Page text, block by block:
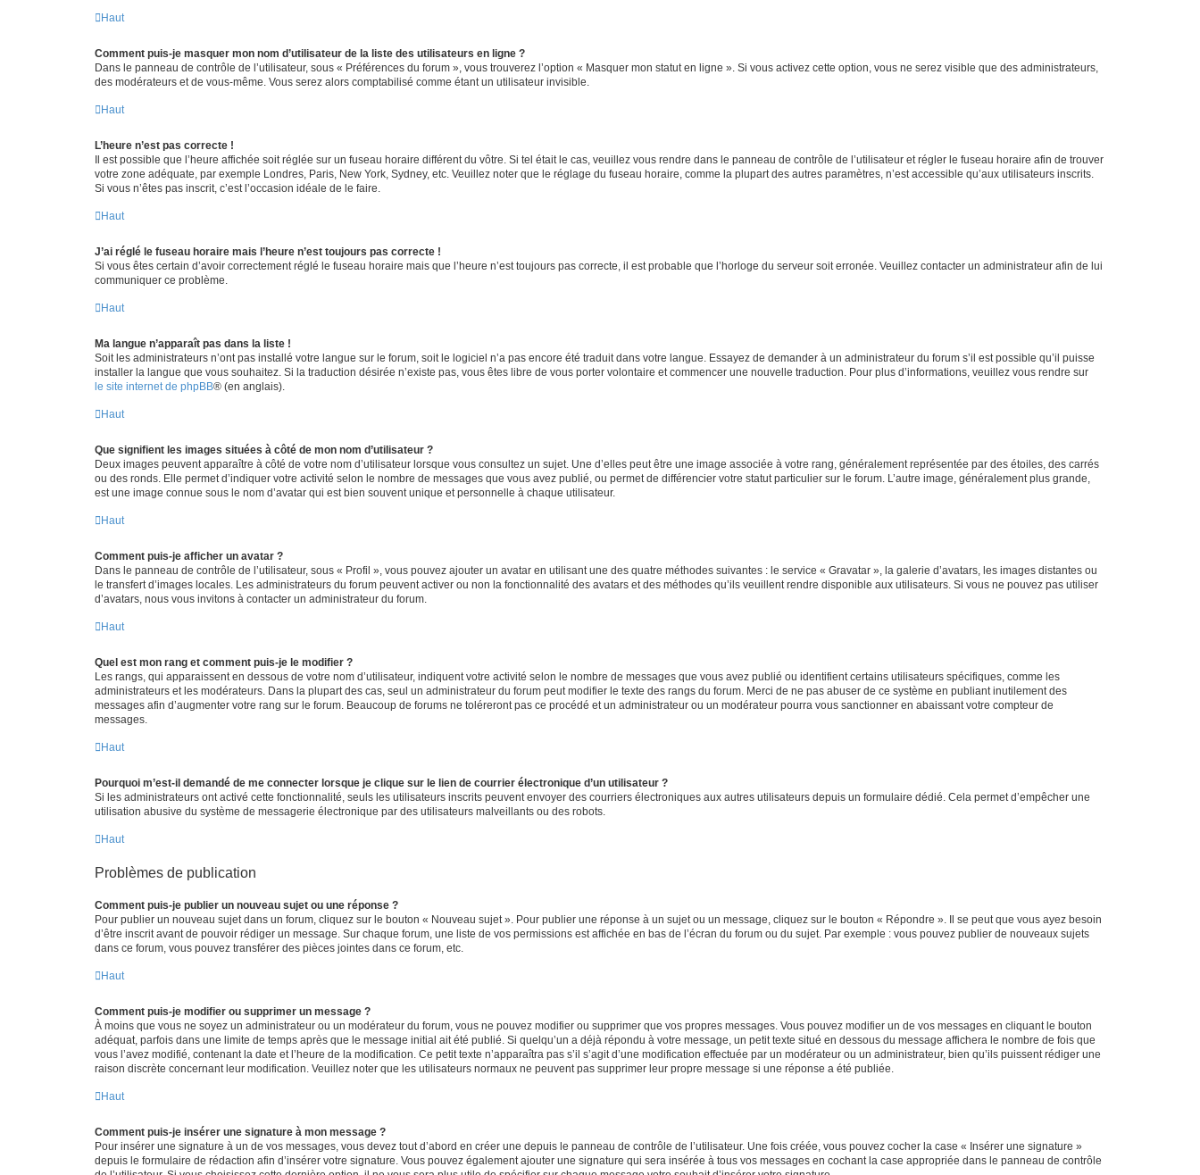
Haut
Comment puis-je masquer mon nom d’utilisateur de la liste des utilisateurs en ligne ?
Dans le panneau de contrôle de l’utilisateur, sous « Préférences du forum », vous trouverez l’option « Masquer mon statut en ligne ». Si vous activez cette option, vous ne serez visible que des administrateurs,
des modérateurs et de vous-même. Vous serez alors comptabilisé comme étant un utilisateur invisible.
Haut
L’heure n’est pas correcte !
Il est possible que l’heure affichée soit réglée sur un fuseau horaire différent du vôtre. Si tel était le cas, veuillez vous rendre dans le panneau de contrôle de l’utilisateur et régler le fuseau horaire afin de trouver
votre zone adéquate, par exemple Londres, Paris, New York, Sydney, etc. Veuillez noter que le réglage du fuseau horaire, comme la plupart des autres paramètres, n’est accessible qu’aux utilisateurs inscrits.
Si vous n’êtes pas inscrit, c’est l’occasion idéale de le faire.
Haut
J’ai réglé le fuseau horaire mais l’heure n’est toujours pas correcte !
Si vous êtes certain d’avoir correctement réglé le fuseau horaire mais que l’heure n’est toujours pas correcte, il est probable que l’horloge du serveur soit erronée. Veuillez contacter un administrateur afin de lui
communiquer ce problème.
Haut
Ma langue n’apparaît pas dans la liste !
Soit les administrateurs n’ont pas installé votre langue sur le forum, soit le logiciel n’a pas encore été traduit dans votre langue. Essayez de demander à un administrateur du forum s’il est possible qu’il puisse
installer la langue que vous souhaitez. Si la traduction désirée n’existe pas, vous êtes libre de vous porter volontaire et commencer une nouvelle traduction. Pour plus d’informations, veuillez vous rendre sur
le site internet de phpBB® (en anglais).
Haut
Que signifient les images situées à côté de mon nom d’utilisateur ?
Deux images peuvent apparaître à côté de votre nom d’utilisateur lorsque vous consultez un sujet. Une d’elles peut être une image associée à votre rang, généralement représentée par des étoiles, des carrés
ou des ronds. Elle permet d’indiquer votre activité selon le nombre de messages que vous avez publié, ou permet de différencier votre statut particulier sur le forum. L’autre image, généralement plus grande,
est une image connue sous le nom d’avatar qui est bien souvent unique et personnelle à chaque utilisateur.
Haut
Comment puis-je afficher un avatar ?
Dans le panneau de contrôle de l’utilisateur, sous « Profil », vous pouvez ajouter un avatar en utilisant une des quatre méthodes suivantes : le service « Gravatar », la galerie d’avatars, les images distantes ou
le transfert d’images locales. Les administrateurs du forum peuvent activer ou non la fonctionnalité des avatars et des méthodes qu’ils veuillent rendre disponible aux utilisateurs. Si vous ne pouvez pas utiliser
d’avatars, nous vous invitons à contacter un administrateur du forum.
Haut
Quel est mon rang et comment puis-je le modifier ?
Les rangs, qui apparaissent en dessous de votre nom d’utilisateur, indiquent votre activité selon le nombre de messages que vous avez publié ou identifient certains utilisateurs spécifiques, comme les
administrateurs et les modérateurs. Dans la plupart des cas, seul un administrateur du forum peut modifier le texte des rangs du forum. Merci de ne pas abuser de ce système en publiant inutilement des
messages afin d’augmenter votre rang sur le forum. Beaucoup de forums ne toléreront pas ce procédé et un administrateur ou un modérateur pourra vous sanctionner en abaissant votre compteur de
messages.
Haut
Pourquoi m’est-il demandé de me connecter lorsque je clique sur le lien de courrier électronique d’un utilisateur ?
Si les administrateurs ont activé cette fonctionnalité, seuls les utilisateurs inscrits peuvent envoyer des courriers électroniques aux autres utilisateurs depuis un formulaire dédié. Cela permet d’empêcher une
utilisation abusive du système de messagerie électronique par des utilisateurs malveillants ou des robots.
Haut
Problèmes de publication
Comment puis-je publier un nouveau sujet ou une réponse ?
Pour publier un nouveau sujet dans un forum, cliquez sur le bouton « Nouveau sujet ». Pour publier une réponse à un sujet ou un message, cliquez sur le bouton « Répondre ». Il se peut que vous ayez besoin
d’être inscrit avant de pouvoir rédiger un message. Sur chaque forum, une liste de vos permissions est affichée en bas de l’écran du forum ou du sujet. Par exemple : vous pouvez publier de nouveaux sujets
dans ce forum, vous pouvez transférer des pièces jointes dans ce forum, etc.
Haut
Comment puis-je modifier ou supprimer un message ?
À moins que vous ne soyez un administrateur ou un modérateur du forum, vous ne pouvez modifier ou supprimer que vos propres messages. Vous pouvez modifier un de vos messages en cliquant le bouton
adéquat, parfois dans une limite de temps après que le message initial ait été publié. Si quelqu’un a déjà répondu à votre message, un petit texte situé en dessous du message affichera le nombre de fois que
vous l’avez modifié, contenant la date et l’heure de la modification. Ce petit texte n’apparaîtra pas s’il s’agit d’une modification effectuée par un modérateur ou un administrateur, bien qu’ils puissent rédiger une
raison discrète concernant leur modification. Veuillez noter que les utilisateurs normaux ne peuvent pas supprimer leur propre message si une réponse a été publiée.
Haut
Comment puis-je insérer une signature à mon message ?
Pour insérer une signature à un de vos messages, vous devez tout d’abord en créer une depuis le panneau de contrôle de l’utilisateur. Une fois créée, vous pouvez cocher la case « Insérer une signature »
depuis le formulaire de rédaction afin d’insérer votre signature. Vous pouvez également ajouter une signature qui sera insérée à tous vos messages en cochant la case appropriée dans le panneau de contrôle